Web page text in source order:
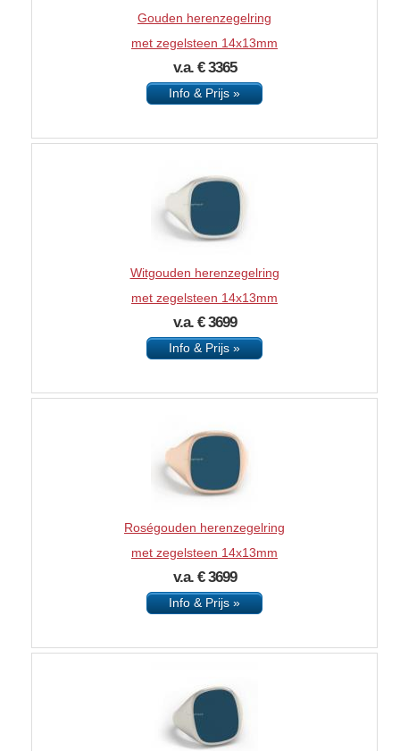
Gouden herenzegelring
met zegelsteen 14x13mm
v.a. € 3365
Info & Prijs »
Witgouden herenzegelring
met zegelsteen 14x13mm
v.a. € 3699
Info & Prijs »
Roségouden herenzegelring
met zegelsteen 14x13mm
v.a. € 3699
Info & Prijs »